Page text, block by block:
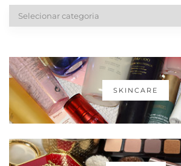
Categorias
SKINCARE